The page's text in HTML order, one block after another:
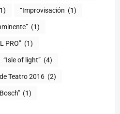
“Improvisación (1)
(1)
PRO” (1)
“Isle of light” (4)
Teatro 2016 (2)
(1)